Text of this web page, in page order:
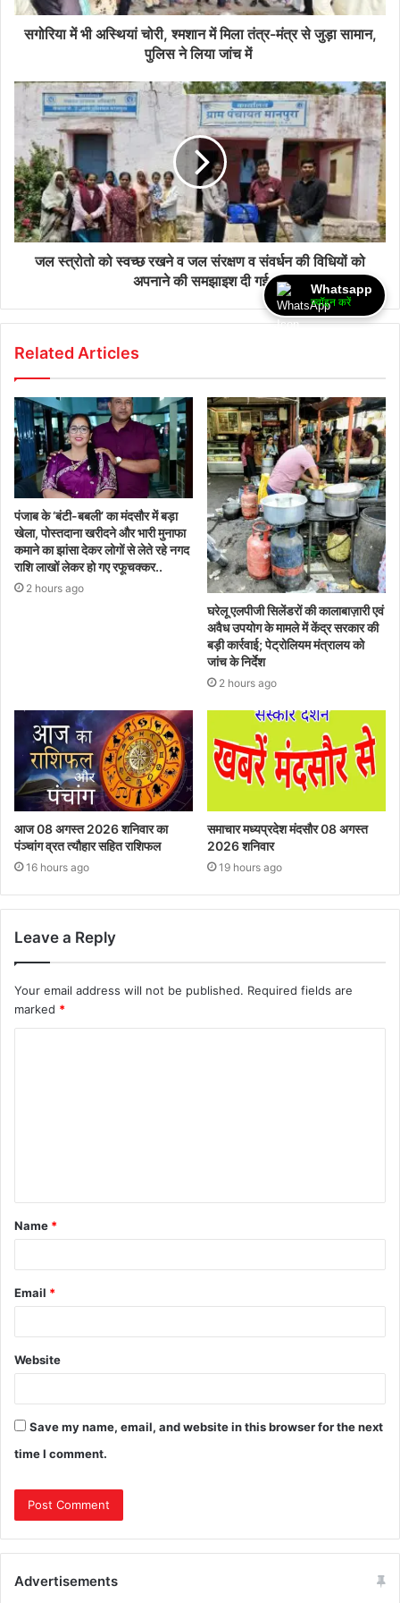
सगोरिया में भी अस्थियां चोरी, श्मशान में मिला तंत्र-मंत्र से जुड़ा सामान,
पुलिस ने लिया जांच में
जल स्त्रोतो को स्वच्छ रखने व जल संरक्षण व संवर्धन की विधियों को
अपनाने की समझाइश दी गई
Related Articles
पंजाब के ‘बंटी-बबली’ का मंदसौर में बड़ा
खेला, पोस्तदाना खरीदने और भारी मुनाफा
कमाने का झांसा देकर लोगों से लेते रहे नगद
राशि लाखों लेकर हो गए रफूचक्कर..
2 hours ago
घरेलू एलपीजी सिलेंडरों की कालाबाज़ारी एवं
अवैध उपयोग के मामले में केंद्र सरकार की
बड़ी कार्रवाई; पेट्रोलियम मंत्रालय को
जांच के निर्देश
2 hours ago
आज 08 अगस्त 2026‌ शनिवार का
पंञ्चांग व्रत त्यौहार सहित राशिफल
16 hours ago
समाचार मध्यप्रदेश मंदसौर 08 अगस्त
2026 शनिवार
19 hours ago
Leave a Reply
Your email address will not be published. Required fields are
marked *
Name *
Email *
Website
Save my name, email, and website in this browser for the next
time I comment.
Advertisements
Whatsapp
ज्वॉइन करें